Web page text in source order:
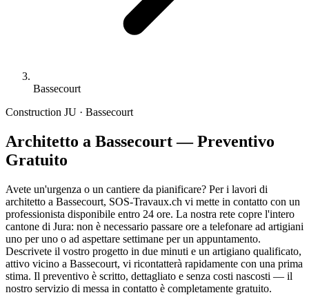
Bassecourt
Construction JU · Bassecourt
Architetto a Bassecourt — Preventivo
Gratuito
Avete un'urgenza o un cantiere da pianificare? Per i lavori di
architetto a Bassecourt, SOS-Travaux.ch vi mette in contatto con un
professionista disponibile entro 24 ore. La nostra rete copre l'intero
cantone di Jura: non è necessario passare ore a telefonare ad artigiani
uno per uno o ad aspettare settimane per un appuntamento.
Descrivete il vostro progetto in due minuti e un artigiano qualificato,
attivo vicino a Bassecourt, vi ricontatterà rapidamente con una prima
stima. Il preventivo è scritto, dettagliato e senza costi nascosti — il
nostro servizio di messa in contatto è completamente gratuito.